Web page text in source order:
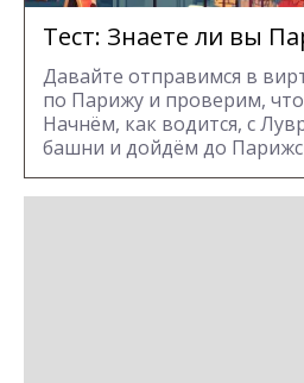
Тест: Знаете ли вы
Давайте отправимся в
по Парижу и проверим,
Начнём, как водится, с
башни и дойдём до